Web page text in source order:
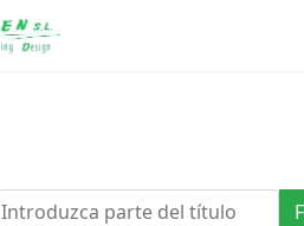
Introduzca parte del título